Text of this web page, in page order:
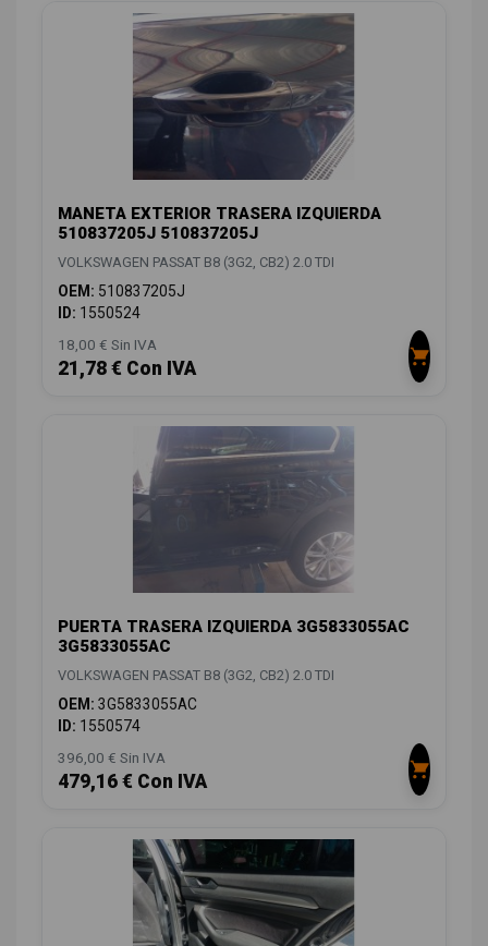
MANETA EXTERIOR TRASERA IZQUIERDA
510837205J 510837205J
VOLKSWAGEN PASSAT B8 (3G2, CB2) 2.0 TDI
OEM: 510837205J
ID: 1550524
18,00 € Sin IVA
21,78 € Con IVA
PUERTA TRASERA IZQUIERDA 3G5833055AC
3G5833055AC
VOLKSWAGEN PASSAT B8 (3G2, CB2) 2.0 TDI
OEM: 3G5833055AC
ID: 1550574
396,00 € Sin IVA
479,16 € Con IVA